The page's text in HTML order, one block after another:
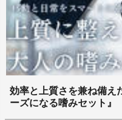
効率と上質さを兼ね備え
ーズになる嗜みセット』